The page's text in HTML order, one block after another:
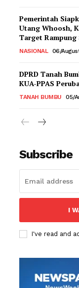
Pemerintah
Utang Whoosh,
Target Rampung
NASIONAL 06/
DPRD Tanah
KUA-PPAS
TANAH BUMBU 05/
Subscribe
I
I've read and